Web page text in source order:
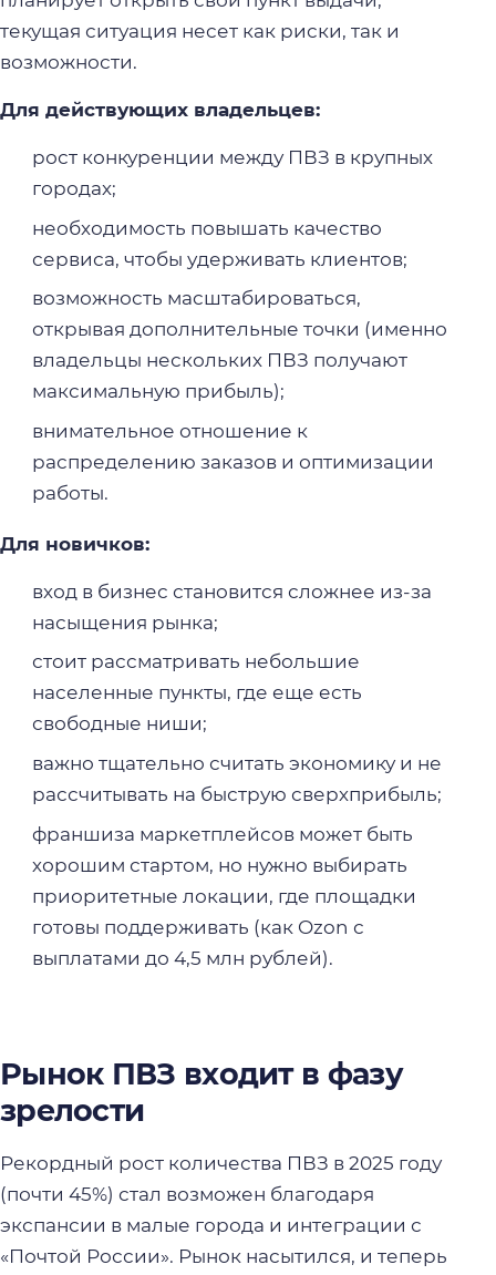
текущая ситуация несет как риски, так и
возможности.
Для действующих владельцев:
рост конкуренции между ПВЗ в крупных
городах;
необходимость повышать качество
сервиса, чтобы удерживать клиентов;
возможность масштабироваться,
открывая дополнительные точки (именно
владельцы нескольких ПВЗ получают
максимальную прибыль);
внимательное отношение к
распределению заказов и оптимизации
работы.
Для новичков:
вход в бизнес становится сложнее из-за
насыщения рынка;
стоит рассматривать небольшие
населенные пункты, где еще есть
свободные ниши;
важно тщательно считать экономику и не
рассчитывать на быструю сверхприбыль;
франшиза маркетплейсов может быть
хорошим стартом, но нужно выбирать
приоритетные локации, где площадки
готовы поддерживать (как Ozon с
выплатами до 4,5 млн рублей).
Рынок ПВЗ входит в фазу
зрелости
Рекордный рост количества ПВЗ в 2025 году
(почти 45%) стал возможен благодаря
экспансии в малые города и интеграции с
«Почтой России». Рынок насытился, и теперь